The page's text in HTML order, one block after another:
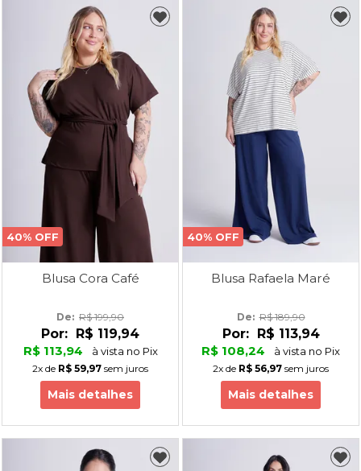
40% OFF
Blusa Cora Café
De: R$ 199,90
Por: R$ 119,94
R$ 113,94
à vista no Pix
2x de R$ 59,97 sem juros
Mais detalhes
40% OFF
Blusa Rafaela Maré
De: R$ 189,90
Por: R$ 113,94
R$ 108,24
à vista no Pix
2x de R$ 56,97 sem juros
Mais detalhes